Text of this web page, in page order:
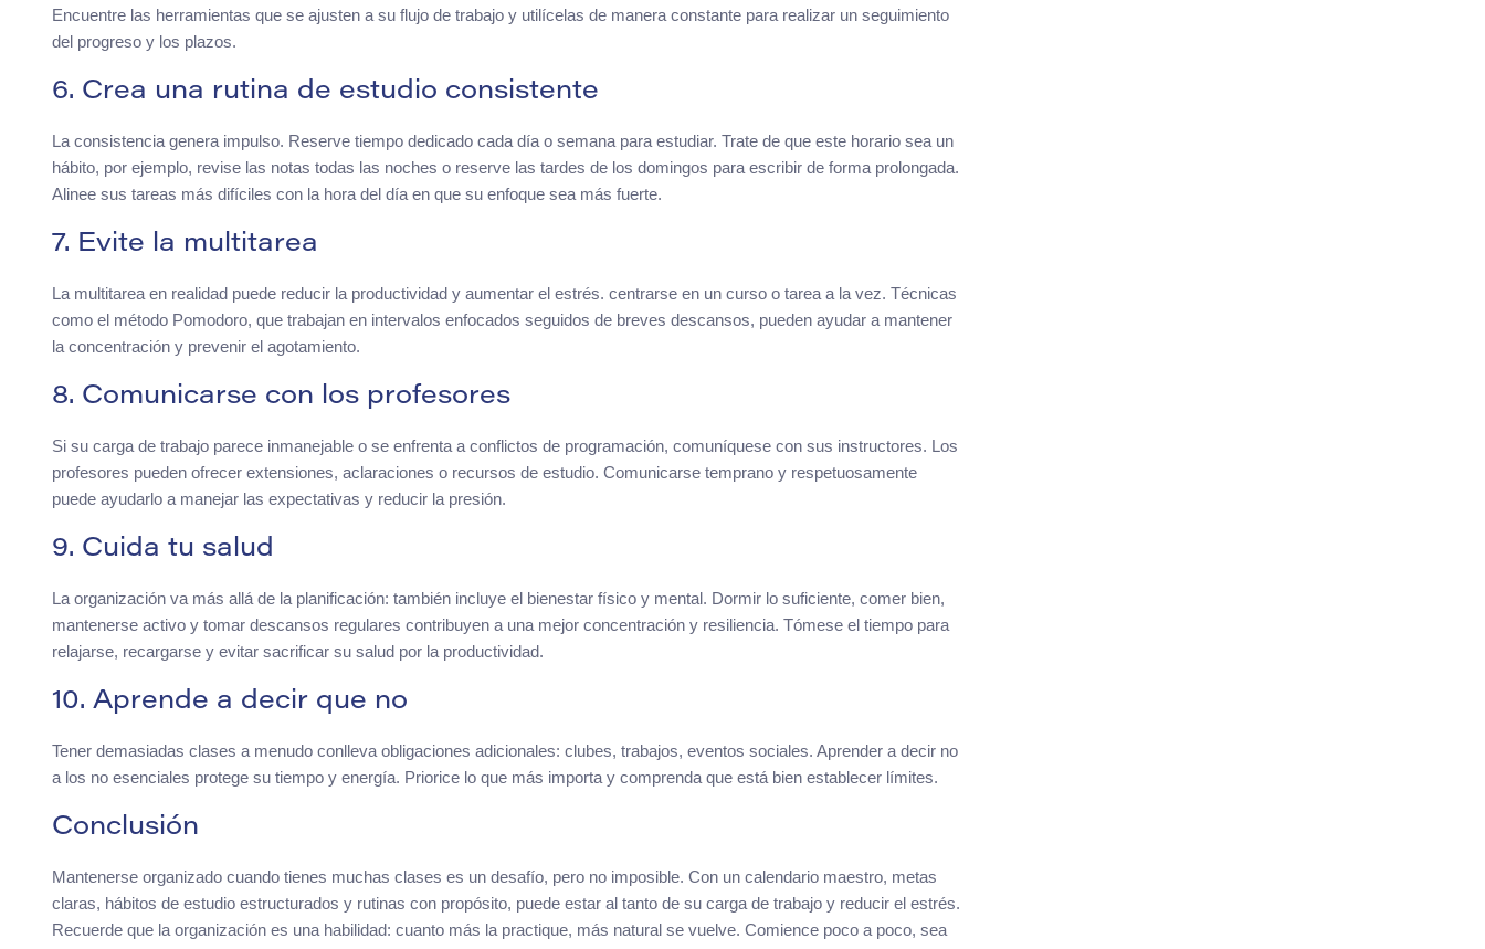
Encuentre las herramientas que se ajusten a su flujo de trabajo y utilícelas de manera constante para realizar un seguimiento
del progreso y los plazos.
6. Crea una rutina de estudio consistente
La consistencia genera impulso. Reserve tiempo dedicado cada día o semana para estudiar. Trate de que este horario sea un
hábito, por ejemplo, revise las notas todas las noches o reserve las tardes de los domingos para escribir de forma prolongada.
Alinee sus tareas más difíciles con la hora del día en que su enfoque sea más fuerte.
7. Evite la multitarea
La multitarea en realidad puede reducir la productividad y aumentar el estrés. centrarse en un curso o tarea a la vez. Técnicas
como el método Pomodoro, que trabajan en intervalos enfocados seguidos de breves descansos, pueden ayudar a mantener
la concentración y prevenir el agotamiento.
8. Comunicarse con los profesores
Si su carga de trabajo parece inmanejable o se enfrenta a conflictos de programación, comuníquese con sus instructores. Los
profesores pueden ofrecer extensiones, aclaraciones o recursos de estudio. Comunicarse temprano y respetuosamente
puede ayudarlo a manejar las expectativas y reducir la presión.
9. Cuida tu salud
La organización va más allá de la planificación: también incluye el bienestar físico y mental. Dormir lo suficiente, comer bien,
mantenerse activo y tomar descansos regulares contribuyen a una mejor concentración y resiliencia. Tómese el tiempo para
relajarse, recargarse y evitar sacrificar su salud por la productividad.
10. Aprende a decir que no
Tener demasiadas clases a menudo conlleva obligaciones adicionales: clubes, trabajos, eventos sociales. Aprender a decir no
a los no esenciales protege su tiempo y energía. Priorice lo que más importa y comprenda que está bien establecer límites.
Conclusión
Mantenerse organizado cuando tienes muchas clases es un desafío, pero no imposible. Con un calendario maestro, metas
claras, hábitos de estudio estructurados y rutinas con propósito, puede estar al tanto de su carga de trabajo y reducir el estrés.
Recuerde que la organización es una habilidad: cuanto más la practique, más natural se vuelve. Comience poco a poco, sea